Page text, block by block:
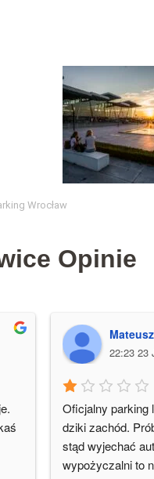
Wrocław
Opinie
22:23 23
Oficjalny parking
dziki zachód.
stąd wyjechać
wypożyczalni to